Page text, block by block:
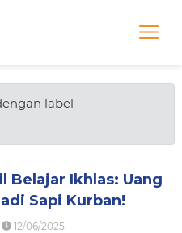
label
Belajar Ikhlas: Uang
Sapi Kurban!
12/06/2025